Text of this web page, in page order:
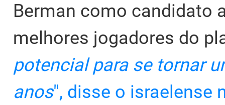
Berman como candidato
melhores jogadores do
potencial para se tornar
anos", disse o israelense